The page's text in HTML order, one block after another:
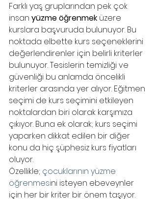
Farklı yaş gruplarından pek çok
insan yüzme öğrenmek üzere
kurslara başvuruda bulunuyor. Bu
noktada elbette kurs seçeneklerini
değerlendirenler için belirli kriterler
bulunuyor. Tesislerin temizliği ve
güvenliği bu anlamda öncelikli
kriterler arasında yer alıyor. Eğitmen
seçimi de kurs seçimini etkileyen
noktalardan biri olarak karşımıza
çıkıyor. Buna ek olarak; kurs seçimi
yaparken dikkat edilen bir diğer
konu da hiç şüphesiz kurs fiyatları
oluyor.
Özellikle; çocuklarının yüzme
öğrenmesini isteyen ebeveynler
için her bir kriter bir önem taşıyor.